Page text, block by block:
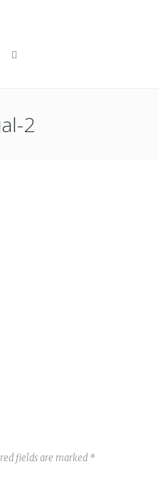
2
fields are marked *